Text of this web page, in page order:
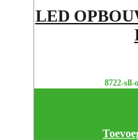
LED
8722-sll-